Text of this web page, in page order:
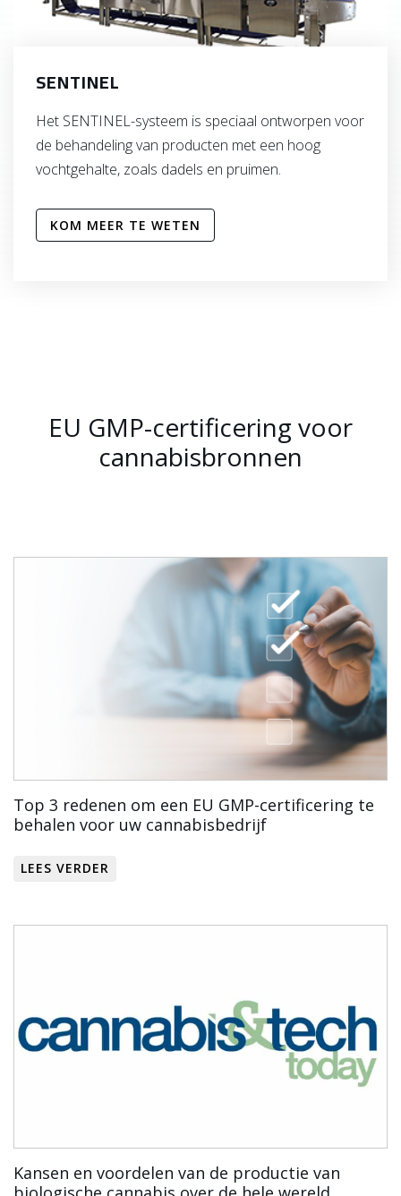
SENTINEL
Het SENTINEL-systeem is speciaal ontworpen voor
de behandeling van producten met een hoog
vochtgehalte, zoals dadels en pruimen.
KOM MEER TE WETEN
EU GMP-certificering voor
cannabisbronnen
Top 3 redenen om een EU GMP-certificering te
behalen voor uw cannabisbedrijf
LEES VERDER
Kansen en voordelen van de productie van